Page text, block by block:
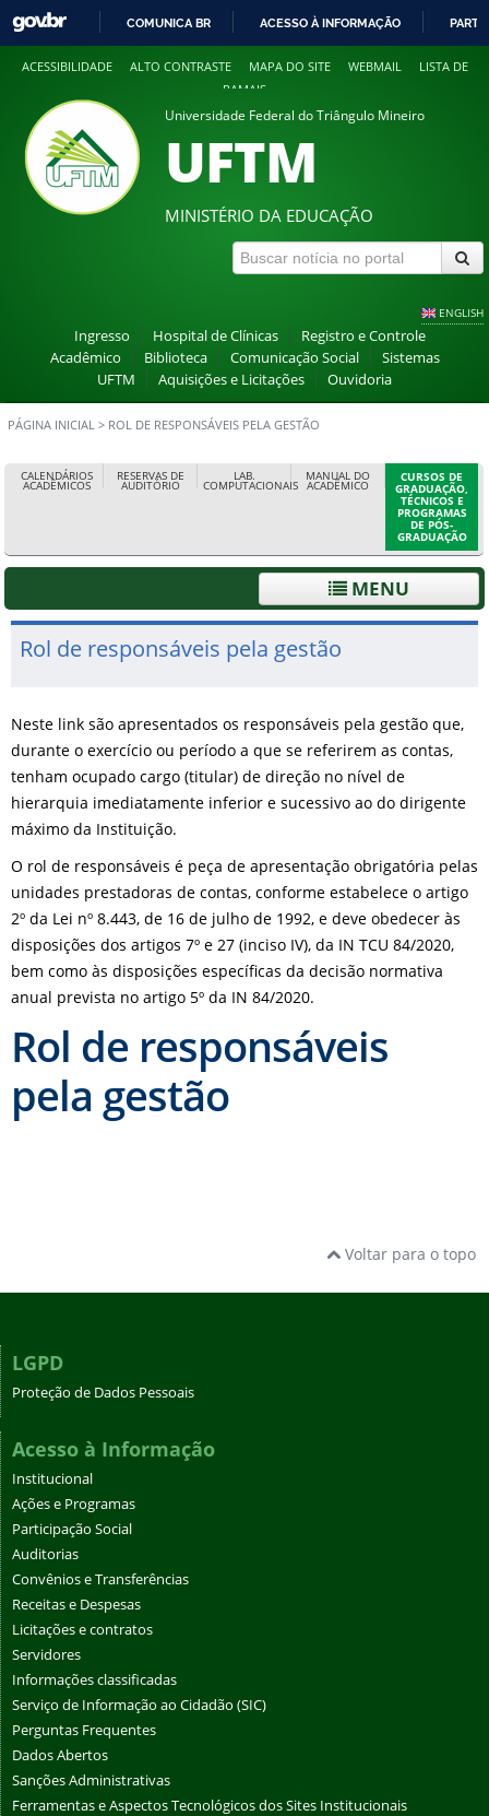
COMUNICA BR ACESSO À INFORMAÇÃO
ACESSIBILIDADE ALTO CONTRASTE MAPA DO SITE WEBMAIL
LISTA DE
RAMAIS
Universidade Federal do Triângulo Mineiro
UFTM
MINISTÉRIO DA EDUCAÇÃO
ENGLISH
Ingresso Hospital de Clínicas
Registro e Controle
Acadêmico
Biblioteca Comunicação Social
Sistemas
UFTM
Aquisições e Licitações Ouvidoria
PÁGINA INICIAL > ROL DE RESPONSÁVEIS PELA GESTÃO
CALENDÁRIOS
ACADÊMICOS
RESERVAS DE
AUDITÓRIO
LAB.
COMPUTACIONAIS
MANUAL DO
ACADÊMICO
CURSOS DE
GRADUAÇÃO,
TÉCNICOS E
PROGRAMAS
DE PÓS-
GRADUAÇÃO
MENU
Rol de responsáveis pela gestão
Neste link são apresentados os responsáveis pela gestão que,
durante o exercício ou período a que se referirem as contas,
tenham ocupado cargo (titular) de direção no nível de
hierarquia imediatamente inferior e sucessivo ao do dirigente
máximo da Instituição.
O rol de responsáveis é peça de apresentação obrigatória pelas
unidades prestadoras de contas, conforme estabelece o artigo
2º da Lei nº 8.443, de 16 de julho de 1992, e deve obedecer às
disposições dos artigos 7º e 27 (inciso IV), da IN TCU 84/2020,
bem como às disposições específicas da decisão normativa
anual prevista no artigo 5º da IN 84/2020.
Rol de responsáveis
pela gestão
Voltar para o topo
LGPD
Proteção de Dados Pessoais
Acesso à Informação
Institucional
Ações e Programas
Participação Social
Auditorias
Convênios e Transferências
Receitas e Despesas
Licitações e contratos
Servidores
Informações classificadas
Serviço de Informação ao Cidadão (SIC)
Perguntas Frequentes
Dados Abertos
Sanções Administrativas
Ferramentas e Aspectos Tecnológicos dos Sites Institucionais